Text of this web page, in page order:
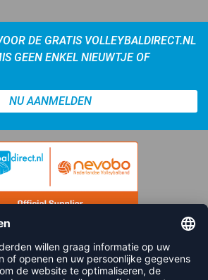
DE GRATIS VOLLEYBALDIRECT.NL
GEEN ENKEL NIEUWTJE OF
NU AANMELDEN